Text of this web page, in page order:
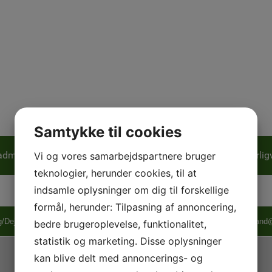
Puls og Styrke MTB for børn
Dejbjerg U&I | Enghavevej 17 | 6900 Skjern | Tlf.: 25382631 | mail:
Samtykke til cookies
Vi og vores samarbejdspartnere bruger
teknologier, herunder cookies, til at
indsamle oplysninger om dig til forskellige
formål, herunder: Tilpasning af annoncering,
bedre brugeroplevelse, funktionalitet,
statistik og marketing. Disse oplysninger
kan blive delt med annoncerings- og